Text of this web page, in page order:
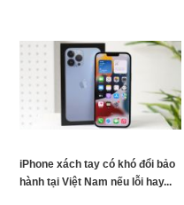
iPhone xách tay có khó đổi bảo
hành tại Việt Nam nếu lỗi hay...